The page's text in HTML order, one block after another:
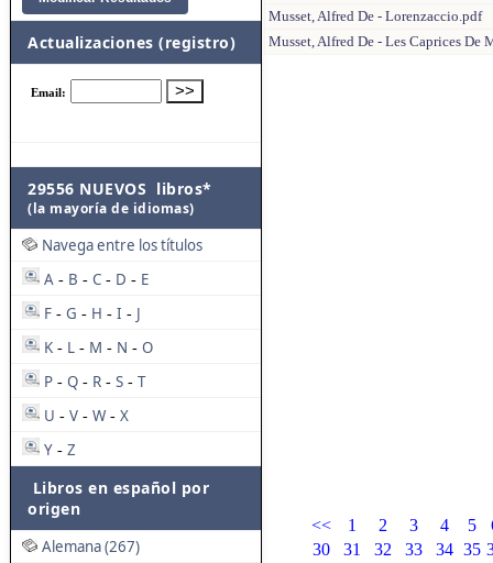
Actualizaciones (registro)
29556 NUEVOS libros*
(la mayoría de idiomas)
Navega entre los títulos
A - B - C - D - E
F - G - H - I - J
K - L - M - N - O
P - Q - R - S - T
U - V - W - X
Y - Z
Libros en español por
origen
Alemana (267)
Musset, Alfred De - Lorenzaccio.pdf
Musset, Alfred De - Les Caprices De
<< 1 2 3 4 5
30
31 32 33 34 35